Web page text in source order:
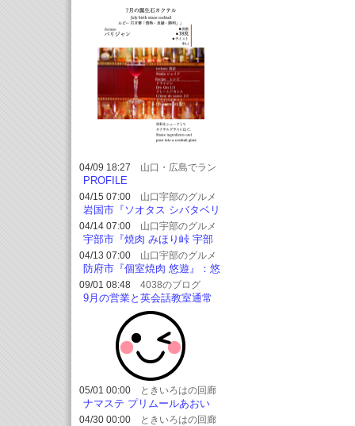
04/09 18:27 山口・広島でラン
チPROFILE
04/15 07:00 山口宇部のグルメ
を紹介したいのよ
岩国市『ソオタス シバタベリ
ーファーム』：ミニモブレ
1,080円！
04/14 07:00 山口宇部のグルメ
を紹介したいのよ
宇部市『焼肉 みほり峠 宇部
店』：特急ランチ 1,298円！
04/13 07:00 山口宇部のグルメ
を紹介したいのよ
防府市『個室焼肉 悠遊』：悠
遊焼肉5種盛りランチ 980円！
09/01 08:48 4038のブログ
9月の営業と英会話教室通常
レッスン再開のお知らせ
05/01 00:00 ときいろはの回廊
ナマステ プリムールあおい
タンドリーチキンセット
04/30 00:00 ときいろはの回廊